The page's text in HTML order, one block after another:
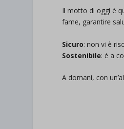
Il motto di oggi è
fame, garantire
Sicuro: non vi è
Sostenibile: è a
A domani, con